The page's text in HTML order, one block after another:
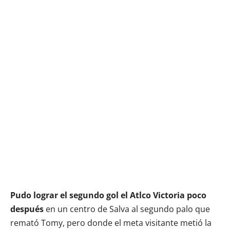
Pudo lograr el segundo gol el Atlco Victoria poco
después en un centro de Salva al segundo palo que
remató Tomy, pero donde el meta visitante metió la